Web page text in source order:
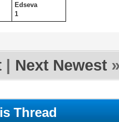
Edseva
1
Next Newest
Thread